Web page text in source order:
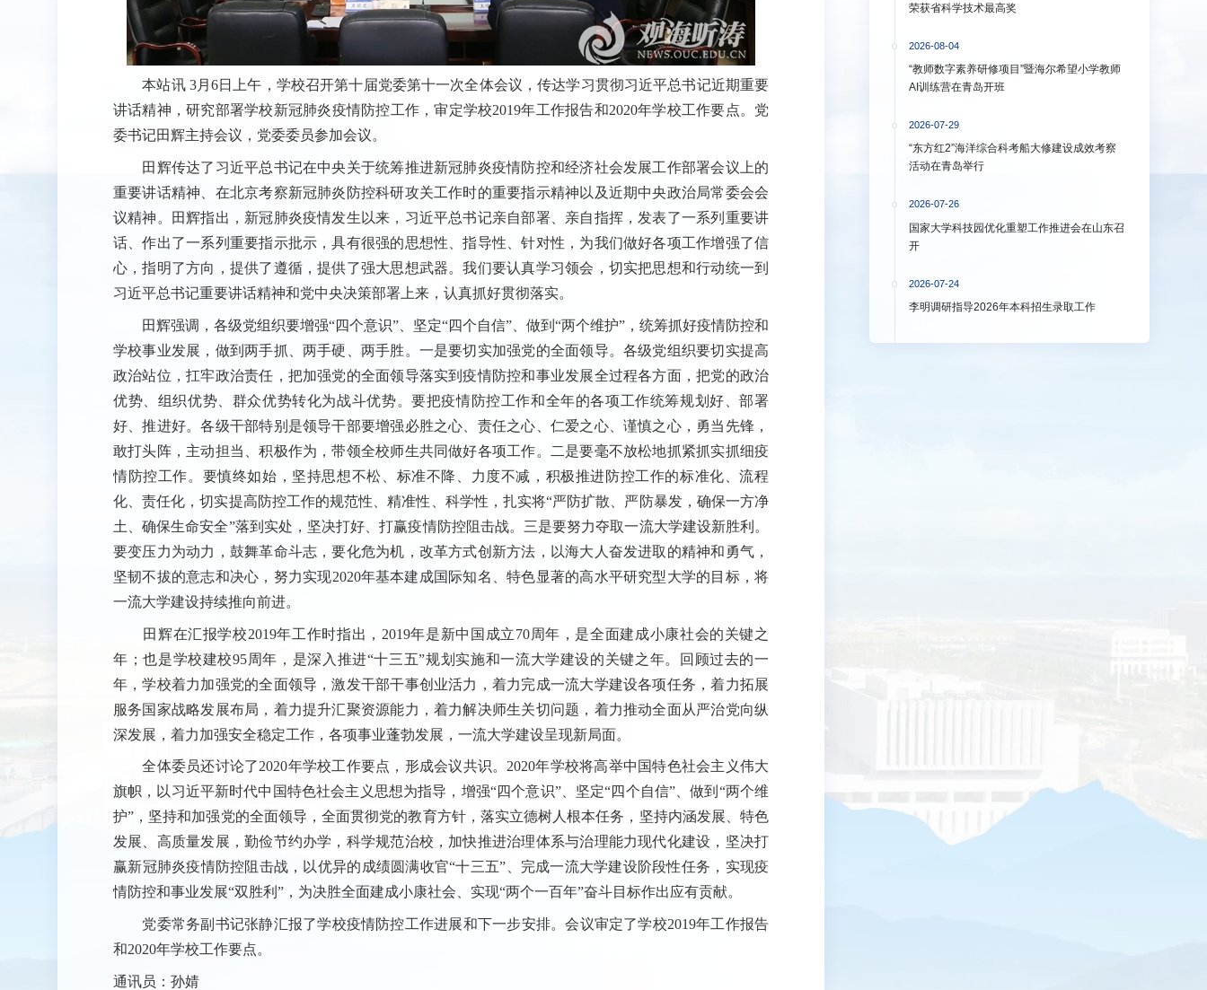
本站讯3月6日上午，学校召开第十届党委第十一次全体会议，传达学习贯彻习近平总书记近期重要
讲话精神，研究部署学校新冠肺炎疫情防控工作，审定学校2019年工作报告和2020年学校工作要点。党
委书记田辉主持会议，党委委员参加会议。
田辉传达了习近平总书记在中央关于统筹推进新冠肺炎疫情防控和经济社会发展工作部署会议上的
重要讲话精神、在北京考察新冠肺炎防控科研攻关工作时的重要指示精神以及近期中央政治局常委会会
议精神。田辉指出，新冠肺炎疫情发生以来，习近平总书记亲自部署、亲自指挥，发表了一系列重要讲
话、作出了一系列重要指示批示，具有很强的思想性、指导性、针对性，为我们做好各项工作增强了信
心，指明了方向，提供了遵循，提供了强大思想武器。我们要认真学习领会，切实把思想和行动统一到
习近平总书记重要讲话精神和党中央决策部署上来，认真抓好贯彻落实。
田辉强调，各级党组织要增强“四个意识”、坚定“四个自信”、做到“两个维护”，统筹抓好疫情防控和
学校事业发展，做到两手抓、两手硬、两手胜。一是要切实加强党的全面领导。各级党组织要切实提高
政治站位，扛牢政治责任，把加强党的全面领导落实到疫情防控和事业发展全过程各方面，把党的政治
优势、组织优势、群众优势转化为战斗优势。要把疫情防控工作和全年的各项工作统筹规划好、部署
好、推进好。各级干部特别是领导干部要增强必胜之心、责任之心、仁爱之心、谨慎之心，勇当先锋，
敢打头阵，主动担当、积极作为，带领全校师生共同做好各项工作。二是要毫不放松地抓紧抓实抓细疫
情防控工作。要慎终如始，坚持思想不松、标准不降、力度不减，积极推进防控工作的标准化、流程
化、责任化，切实提高防控工作的规范性、精准性、科学性，扎实将“严防扩散、严防暴发，确保一方净
土、确保生命安全”落到实处，坚决打好、打赢疫情防控阻击战。三是要努力夺取一流大学建设新胜利。
要变压力为动力，鼓舞革命斗志，要化危为机，改革方式创新方法，以海大人奋发进取的精神和勇气，
坚韧不拔的意志和决心，努力实现2020年基本建成国际知名、特色显著的高水平研究型大学的目标，将
一流大学建设持续推向前进。
田辉在汇报学校2019年工作时指出，2019年是新中国成立70周年，是全面建成小康社会的关键之
年；也是学校建校95周年，是深入推进“十三五”规划实施和一流大学建设的关键之年。回顾过去的一
年，学校着力加强党的全面领导，激发干部干事创业活力，着力完成一流大学建设各项任务，着力拓展
服务国家战略发展布局，着力提升汇聚资源能力，着力解决师生关切问题，着力推动全面从严治党向纵
深发展，着力加强安全稳定工作，各项事业蓬勃发展，一流大学建设呈现新局面。
全体委员还讨论了2020年学校工作要点，形成会议共识。2020年学校将高举中国特色社会主义伟大
旗帜，以习近平新时代中国特色社会主义思想为指导，增强“四个意识”、坚定“四个自信”、做到“两个维
护”，坚持和加强党的全面领导，全面贯彻党的教育方针，落实立德树人根本任务，坚持内涵发展、特色
发展、高质量发展，勤俭节约办学，科学规范治校，加快推进治理体系与治理能力现代化建设，坚决打
赢新冠肺炎疫情防控阻击战，以优异的成绩圆满收官“十三五”、完成一流大学建设阶段性任务，实现疫
情防控和事业发展“双胜利”，为决胜全面建成小康社会、实现“两个一百年”奋斗目标作出应有贡献。
党委常务副书记张静汇报了学校疫情防控工作进展和下一步安排。会议审定了学校2019年工作报告
和2020年学校工作要点。
通讯员：孙婧
荣获省科学技术最高奖
2026-08-04
“教师数字素养研修项目”暨海尔希望小学教师
AI训练营在青岛开班
2026-07-29
“东方红2”海洋综合科考船大修建设成效考察
活动在青岛举行
2026-07-26
国家大学科技园优化重塑工作推进会在山东召
开
2026-07-24
李明调研指导2026年本科招生录取工作